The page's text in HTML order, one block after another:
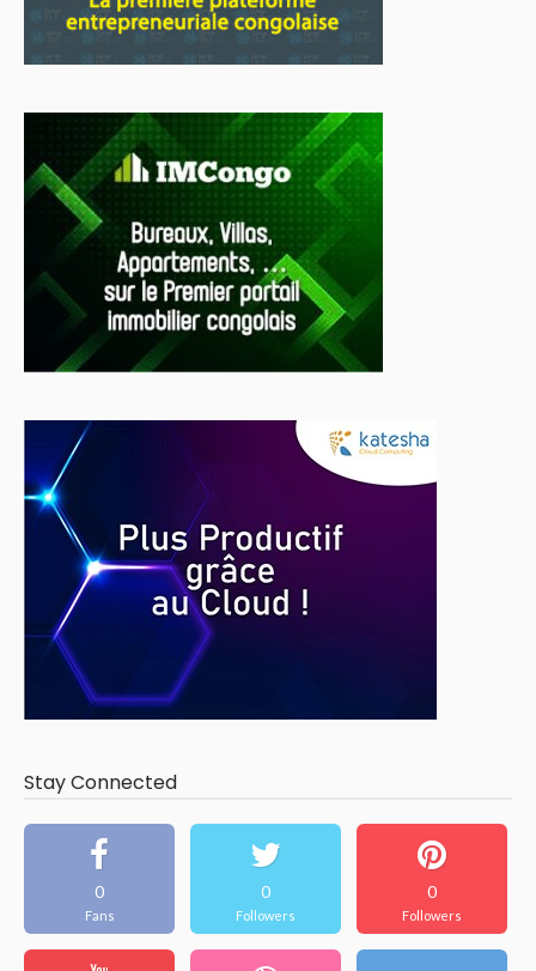
Stay Connected
0
Fans
0
Followers
0
Followers